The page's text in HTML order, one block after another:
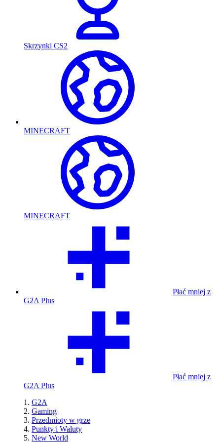
Skrzynki CS2
MINECRAFT
MINECRAFT
Płać mniej z
G2A Plus
Płać mniej z
G2A Plus
G2A
Gaming
Przedmioty w grze
Punkty i Waluty
New World